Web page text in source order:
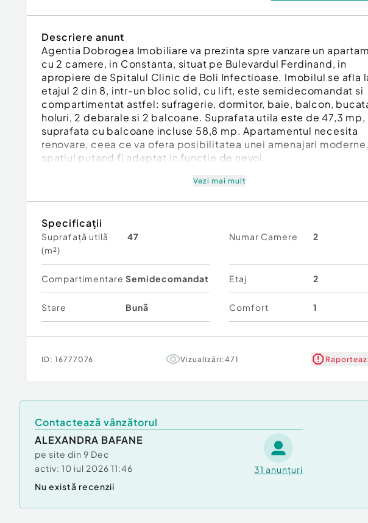
Descriere anunt
Agentia Dobrogea Imobiliare va prezinta spre vanzare un
cu 2 camere, in Constanta, situat pe Bulevardul Ferdinand, in
apropiere de Spitalul Clinic de Boli Infectioase. Imobilul se afla
etajul 2 din 8, intr-un bloc solid, cu lift, este semidecomandat si
compartimentat astfel: sufragerie, dormitor, baie, balcon,
holuri, 2 debarale si 2 balcoane. Suprafata utila este de 47,3
suprafata cu balcoane incluse 58,8 mp. Apartamentul necesita
renovare, ceea ce va ofera posibilitatea unei amenajari moderne,
spatiul putand fi adaptat in functie de nevoi.
Confort:1
Tip imobil:Bloc de apartamente
Număr Băi:
Comision cumpărător:2%
Vezi mai mult
Specificații
Suprafață utilă
(m²)
47 Numar Camere 2
Compartimentare Semidecomandat Etaj 2
Stare Bună Comfort 1
ID: 16777076 Vizualizări:471
Contactează vânzătorul
ALEXANDRA BAFANE
pe site din 9 Dec
activ: 10 iul 2026 11:46 31 anunțuri
Nu există recenzii